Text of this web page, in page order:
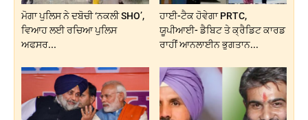
ਮੋਗਾ ਪੁਲਿਸ ਨੇ ਦਬੋਚੀ ‘ਨਕਲੀ SHO’,
ਵਿਆਹ ਲਈ ਰਚਿਆ ਪੁਲਿਸ
ਅਫਸਰ...
ਹਾਈ-ਟੈਕ ਹੋਵੇਗਾ PRTC,
ਯੂਪੀਆਈ- ਡੈਬਿਟ ਤੇ ਕ੍ਰੈਡਿਟ ਕਾਰਡ
ਰਾਹੀਂ ਆਨਲਾਈਨ ਭੁਗਤਾਨ...